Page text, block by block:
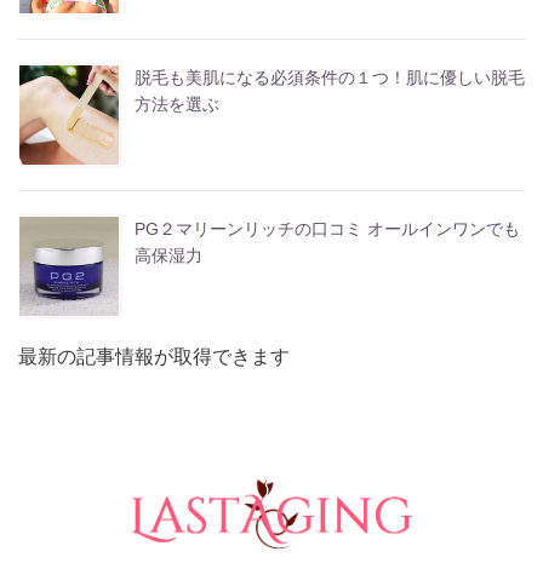
脱毛も美肌になる必須条件の１つ！肌に優しい脱毛
方法を選ぶ
PG２マリーンリッチの口コミ オールインワンでも
高保湿力
最新の記事情報が取得できます